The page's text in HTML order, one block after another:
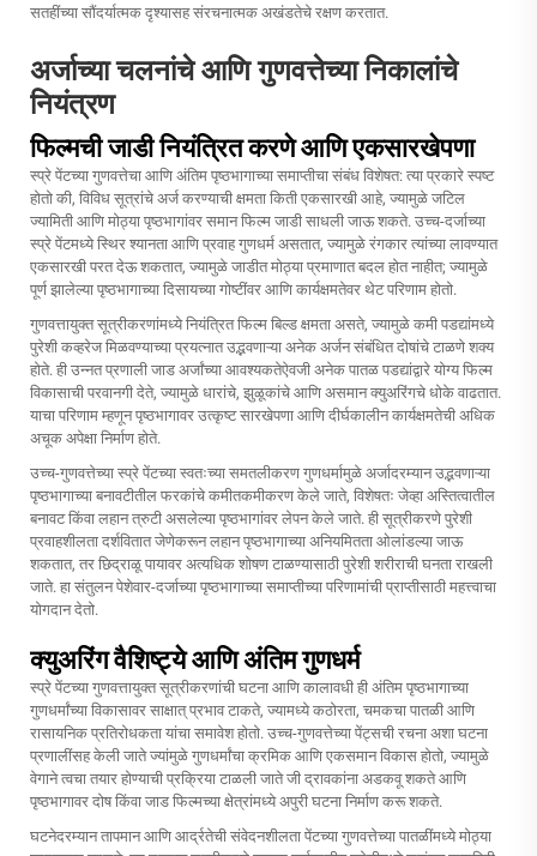
सतहींच्या सौंदर्यात्मक दृश्यासह संरचनात्मक अखंडतेचे रक्षण करतात.
अर्जाच्या चलनांचे आणि गुणवत्तेच्या निकालांचे
नियंत्रण
फिल्मची जाडी नियंत्रित करणे आणि एकसारखेपणा
स्प्रे पेंटच्या गुणवत्तेचा आणि अंतिम पृष्ठभागाच्या समाप्तीचा संबंध विशेषत: त्या प्रकारे स्पष्ट
होतो की, विविध सूत्रांचे अर्ज करण्याची क्षमता किती एकसारखी आहे, ज्यामुळे जटिल
ज्यामिती आणि मोठ्या पृष्ठभागांवर समान फिल्म जाडी साधली जाऊ शकते. उच्च-दर्जाच्या
स्प्रे पेंटमध्ये स्थिर श्यानता आणि प्रवाह गुणधर्म असतात, ज्यामुळे रंगकार त्यांच्या लावण्यात
एकसारखी परत देऊ शकतात, ज्यामुळे जाडीत मोठ्या प्रमाणात बदल होत नाहीत; ज्यामुळे
पूर्ण झालेल्या पृष्ठभागाच्या दिसायच्या गोष्टींवर आणि कार्यक्षमतेवर थेट परिणाम होतो.
गुणवत्तायुक्त सूत्रीकरणांमध्ये नियंत्रित फिल्म बिल्ड क्षमता असते, ज्यामुळे कमी पडद्यांमध्ये
पुरेशी कव्हरेज मिळवण्याच्या प्रयत्नात उद्भवणाऱ्या अनेक अर्जन संबंधित दोषांचे टाळणे शक्य
होते. ही उन्नत प्रणाली जाड अर्जांच्या आवश्यकतेऐवजी अनेक पातळ पडद्यांद्वारे योग्य फिल्म
विकासाची परवानगी देते, ज्यामुळे धारांचे, झुळूकांचे आणि असमान क्युअरिंगचे धोके वाढतात.
याचा परिणाम म्हणून पृष्ठभागावर उत्कृष्ट सारखेपणा आणि दीर्घकालीन कार्यक्षमतेची अधिक
अचूक अपेक्षा निर्माण होते.
उच्च-गुणवत्तेच्या स्प्रे पेंटच्या स्वतःच्या समतलीकरण गुणधर्मामुळे अर्जादरम्यान उद्भवणाऱ्या
पृष्ठभागाच्या बनावटीतील फरकांचे कमीतकमीकरण केले जाते, विशेषतः जेव्हा अस्तित्वातील
बनावट किंवा लहान त्रुटी असलेल्या पृष्ठभागांवर लेपन केले जाते. ही सूत्रीकरणे पुरेशी
प्रवाहशीलता दर्शवितात जेणेकरून लहान पृष्ठभागाच्या अनियमितता ओलांडल्या जाऊ
शकतात, तर छिद्राळू पायावर अत्यधिक शोषण टाळण्यासाठी पुरेशी शरीराची घनता राखली
जाते. हा संतुलन पेशेवार-दर्जाच्या पृष्ठभागाच्या समाप्तीच्या परिणामांची प्राप्तीसाठी महत्त्वाचा
योगदान देतो.
क्युअरिंग वैशिष्ट्ये आणि अंतिम गुणधर्म
स्प्रे पेंटच्या गुणवत्तायुक्त सूत्रीकरणांची घटना आणि कालावधी ही अंतिम पृष्ठभागाच्या
गुणधर्मांच्या विकासावर साक्षात् प्रभाव टाकते, ज्यामध्ये कठोरता, चमकचा पातळी आणि
रासायनिक प्रतिरोधकता यांचा समावेश होतो. उच्च-गुणवत्तेच्या पेंट्सची रचना अशा घटना
प्रणालींसह केली जाते ज्यांमुळे गुणधर्मांचा क्रमिक आणि एकसमान विकास होतो, ज्यामुळे
वेगाने त्वचा तयार होण्याची प्रक्रिया टाळली जाते जी द्रावकांना अडकवू शकते आणि
पृष्ठभागावर दोष किंवा जाड फिल्मच्या क्षेत्रांमध्ये अपुरी घटना निर्माण करू शकते.
घटनेदरम्यान तापमान आणि आर्द्रतेची संवेदनशीलता पेंटच्या गुणवत्तेच्या पातळींमध्ये मोठ्या